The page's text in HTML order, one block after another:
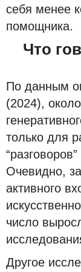
себя менее
помощника.
Что
По данным
(2024),
только для
Очевидно,
активного
число
Другое